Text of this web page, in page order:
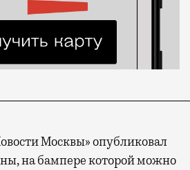
Москвы» опубликовал
на бампере которой можно